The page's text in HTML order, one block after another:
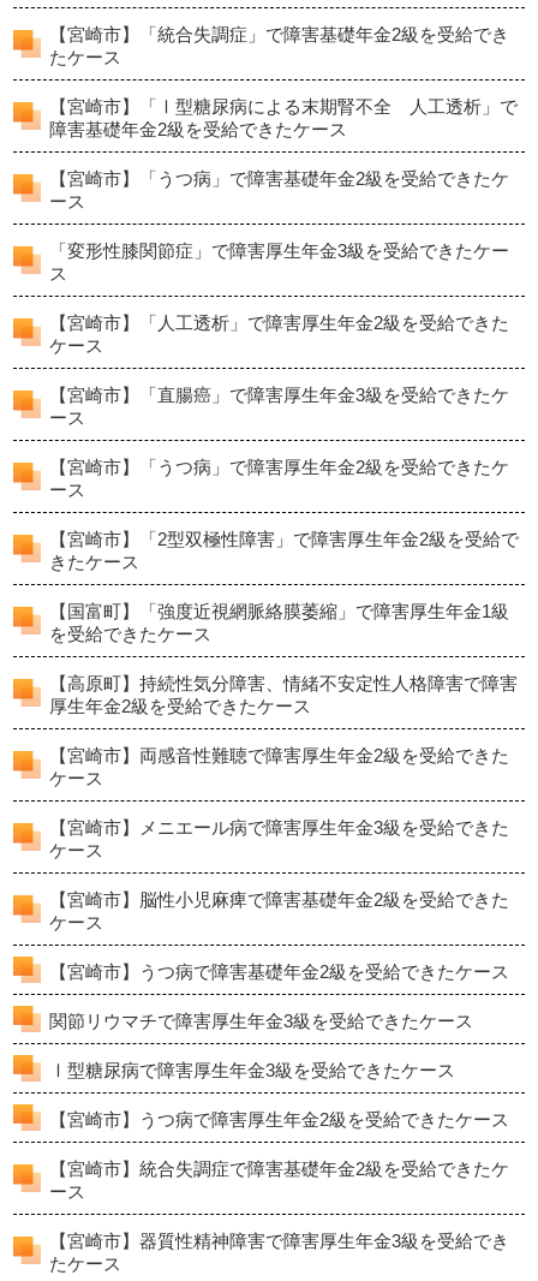
【宮崎市】「統合失調症」で障害基礎年金2級を受給でき
たケース
【宮崎市】「Ⅰ型糖尿病による末期腎不全 人工透析」で
障害基礎年金2級を受給できたケース
【宮崎市】「うつ病」で障害基礎年金2級を受給できたケ
ース
「変形性膝関節症」で障害厚生年金3級を受給できたケー
ス
【宮崎市】「人工透析」で障害厚生年金2級を受給できた
ケース
【宮崎市】「直腸癌」で障害厚生年金3級を受給できたケ
ース
【宮崎市】「うつ病」で障害厚生年金2級を受給できたケ
ース
【宮崎市】「2型双極性障害」で障害厚生年金2級を受給で
きたケース
【国富町】「強度近視網脈絡膜萎縮」で障害厚生年金1級
を受給できたケース
【高原町】持続性気分障害、情緒不安定性人格障害で障害
厚生年金2級を受給できたケース
【宮崎市】両感音性難聴で障害厚生年金2級を受給できた
ケース
【宮崎市】メニエール病で障害厚生年金3級を受給できた
ケース
【宮崎市】脳性小児麻痺で障害基礎年金2級を受給できた
ケース
【宮崎市】うつ病で障害基礎年金2級を受給できたケース
関節リウマチで障害厚生年金3級を受給できたケース
Ⅰ型糖尿病で障害厚生年金3級を受給できたケース
【宮崎市】うつ病で障害厚生年金2級を受給できたケース
【宮崎市】統合失調症で障害基礎年金2級を受給できたケ
ース
【宮崎市】器質性精神障害で障害厚生年金3級を受給でき
たケース